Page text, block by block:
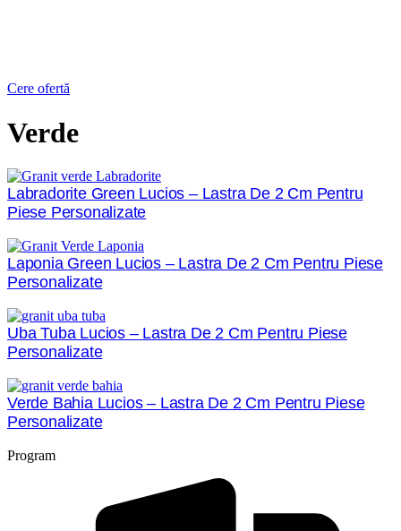
Cere ofertă
Verde
Labradorite Green Lucios – Lastra De 2 Cm Pentru
Piese Personalizate
Laponia Green Lucios – Lastra De 2 Cm Pentru Piese
Personalizate
Uba Tuba Lucios – Lastra De 2 Cm Pentru Piese
Personalizate
Verde Bahia Lucios – Lastra De 2 Cm Pentru Piese
Personalizate
Program